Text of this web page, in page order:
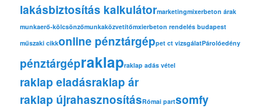
lakásbiztosítás kalkulátormarketingmixerbeton árak
munkaerő-kölcsönzőmunkaközvetítőmxierbeton rendelés budapest
műszaki cikkonline pénztárgéppet ct vizsgálatPárolóedény
pénztárgépraklapraklap adás vétel
raklap eladásraklap ár
raklap újrahasznosításRómai partsomfy